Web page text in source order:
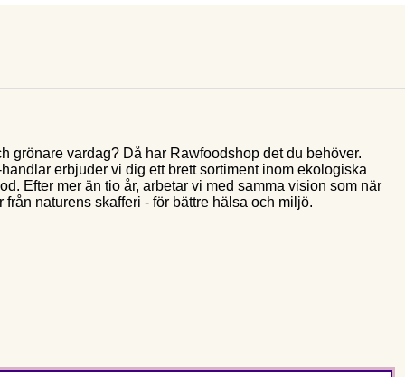
grönare vardag? Då har Rawfoodshop det du behöver.
erbjuder vi dig ett brett sortiment inom ekologiska
Efter mer än tio år, arbetar vi med samma vision som när
naturens skafferi - för bättre hälsa och miljö.